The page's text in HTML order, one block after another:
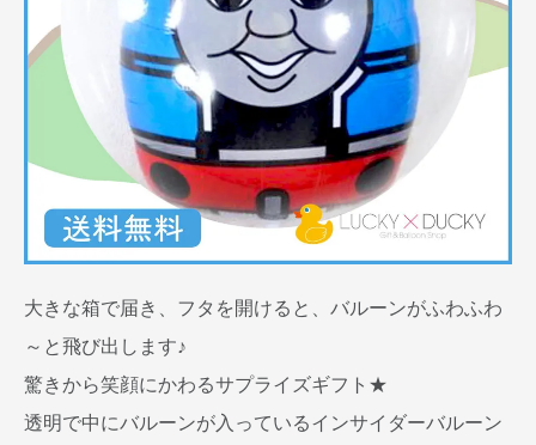
大きな箱で届き、フタを開けると、バルーンがふわふわ
～と飛び出します♪
驚きから笑顔にかわるサプライズギフト★
透明で中にバルーンが入っているインサイダーバルーン